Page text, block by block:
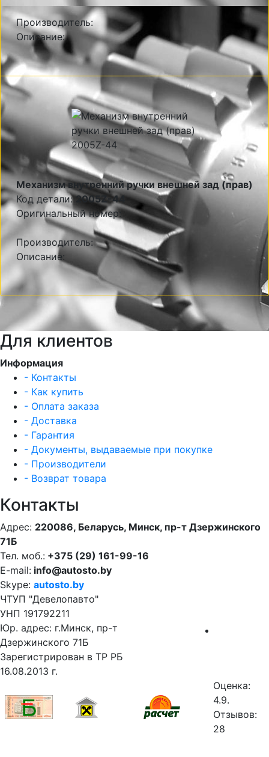
Производитель:
Описание:
Механизм внутренний ручки внешней зад (прав)
Код детали:2005Z-44
Оригинальный номер:
Производитель:
Описание:
Для клиентов
Информация
- Контакты
- Как купить
- Оплата заказа
- Доставка
- Гарантия
- Документы, выдаваемые при покупке
- Производители
- Возврат товара
Контакты
Адрес: 220086, Беларусь, Минск, пр-т Дзержинского
71Б
Тел. моб.: +375 (29) 161-99-16
E-mail: info@autosto.by
Skype: autosto.by
ЧТУП "Девелопавто"
УНП 191792211
Юр. адрес: г.Минск, пр-т
Дзержинского 71Б
Зарегистрирован в ТР РБ
16.08.2013 г.
Оценка:
4.9.
Отзывов:
28